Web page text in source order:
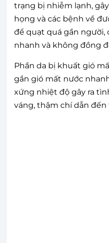
trạng bị nhiễm lạnh,
họng và các bệnh về
để quạt quá gần người,
nhanh và không đồng
Phần da bị khuất gió
gần gió mất nước
xứng nhiệt độ gây ra
váng, thậm chí dẫn